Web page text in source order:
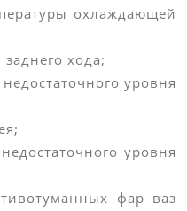
охлаждающей
хода;
уровня
уровня
фар ваз